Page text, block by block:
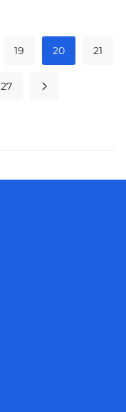
19 20 21
27